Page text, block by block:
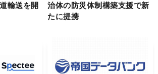
輸送を開
治体の防災体制構築支援で新
たに提携